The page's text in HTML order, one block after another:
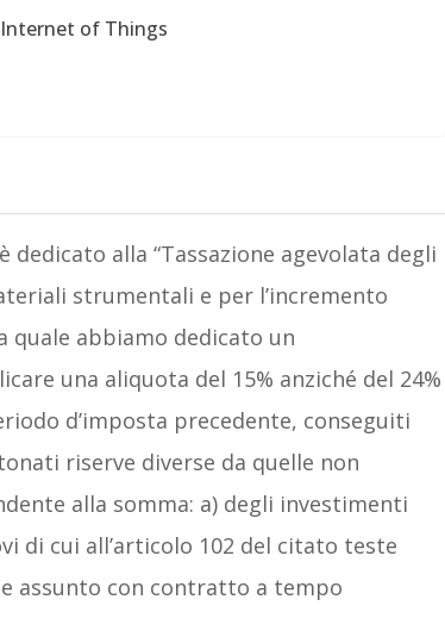
of Things
dedicato alla “Tassazione agevolata degli
strumentali e per l’incremento
quale abbiamo dedicato un
una aliquota del 15% anziché del 24%
d’imposta precedente, conseguiti
riserve diverse da quelle non
alla somma: a) degli investimenti
di cui all’articolo 102 del citato teste
assunto con contratto a tempo